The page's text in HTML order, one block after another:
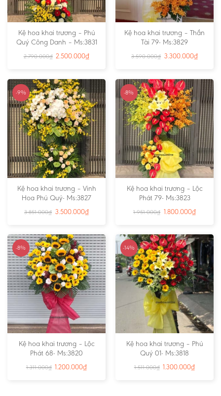
Kệ hoa khai trương – Phú
Quý Công Danh – Ms:3831
2.790.000₫ 2.500.000₫
Kệ hoa khai trương – Thần
Tài 79- Ms:3829
3.590.000₫ 3.300.000₫
-9%
Kệ hoa khai trương – Vinh
Hoa Phú Quý- Ms:3827
3.851.000₫ 3.500.000₫
-8%
Kệ hoa khai trương – Lộc
Phát 79- Ms:3823
1.951.000₫ 1.800.000₫
-8%
Kệ hoa khai trương – Lộc
Phát 68- Ms:3820
1.311.000₫ 1.200.000₫
-14%
Kệ hoa khai trương – Phú
Quý 01- Ms:3818
1.511.000₫ 1.300.000₫